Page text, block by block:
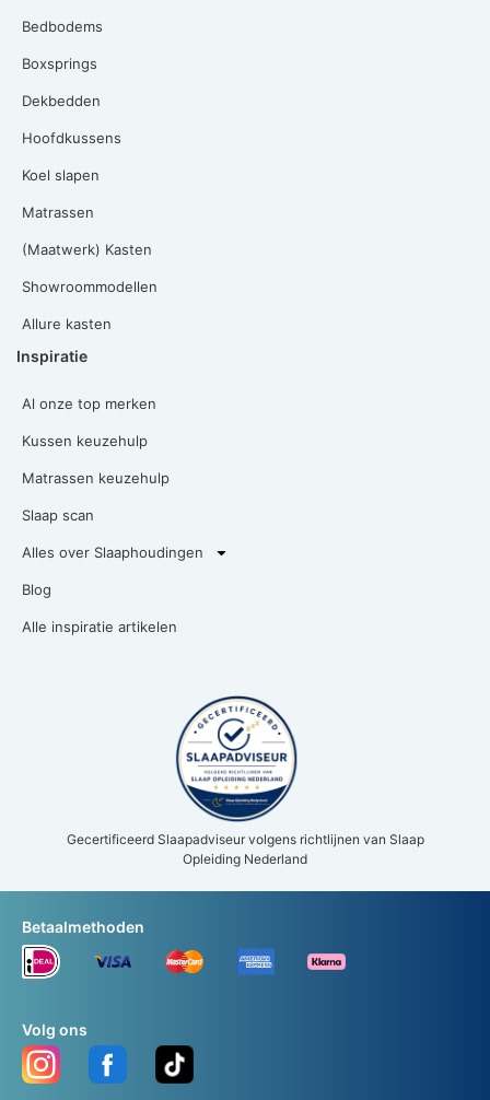
Bedbodems
Boxsprings
Dekbedden
Hoofdkussens
Koel slapen
Matrassen
(Maatwerk) Kasten
Showroommodellen
Allure kasten
Inspiratie
Al onze top merken
Kussen keuzehulp
Matrassen keuzehulp
Slaap scan
Alles over Slaaphoudingen
Blog
Alle inspiratie artikelen
Gecertificeerd Slaapadviseur volgens richtlijnen van Slaap
Opleiding Nederland
Volg ons
Betaalmethoden